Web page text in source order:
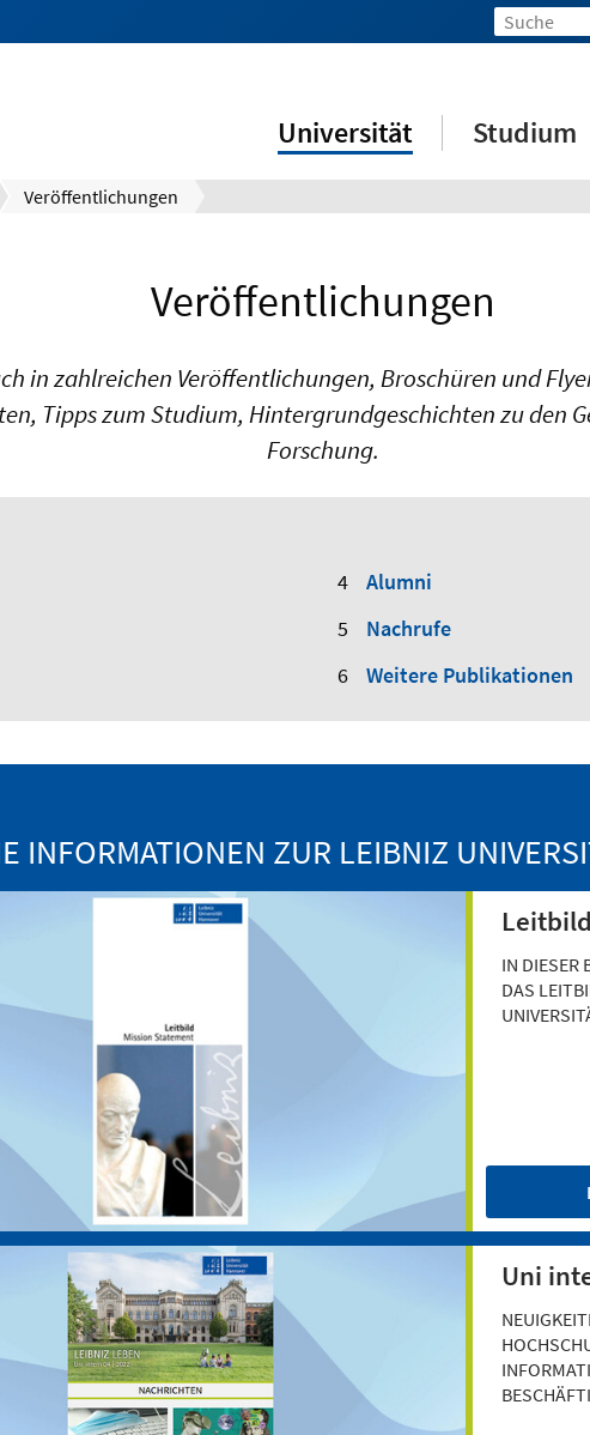
Universität Studium
Veröffentlichungen
Veröffentlichungen
in zahlreichen Veröffentlichungen, Broschüren und
Tipps zum Studium, Hintergrundgeschichten zu den
Forschung.
Alumni
Nachrufe
Weitere Publikationen
INFORMATIONEN ZUR LEIBNIZ
Leitbild
IN DIESER
DAS
Uni